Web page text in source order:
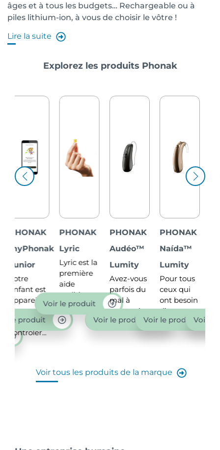
âges et à tous les budgets… Rechargeable ou à
piles lithium-ion, à vous de choisir le vôtre !
Lire la suite
Explorez les produits Phonak
PHONAK
Lyric
Lyric est la
aide
auditive
100%...
le produit
PHONAK
Audéo™
Lumity
Avez-vous
parfois du
mal à
percevoir
les...
Voir le produit
PHONAK
Naída™
Lumity
Pour tous
ceux qui
ont besoin
d’un...
Voir le produit
PHONAK
Sky
Lumity
Vous
recherchez
pour votre
enfant
une aide
auditive
Voir le produit
Voir tous les produits de la marque